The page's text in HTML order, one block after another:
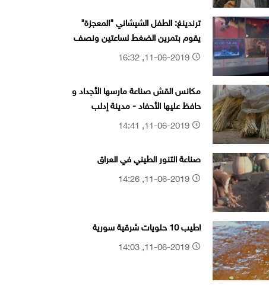
ترندينغ: الطفل الشيشاني "المعجزة"
يقوم بتمرين الضغط لساعتين ونصف
ويفوز بمرسيدس
مكانس القش صناعة مارسها الأجداد و
حافظ عليها الأحفاد - مدينة إدلب
صناعة التنور الطيني في العراق
اطيب 10 حلويات شرقية سورية